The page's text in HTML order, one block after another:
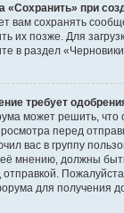
«Сохранить» при
вам сохранять
их позже. Для
в раздел
требует
может решить, что
перед
вас в группу
её мнению, должны
для получения